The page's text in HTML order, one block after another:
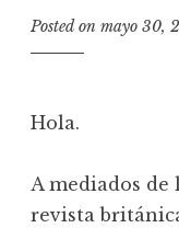
Posted on mayo 30,
Hola.
A mediados de
revista